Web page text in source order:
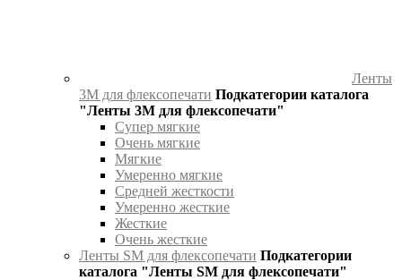
Ленты
3М для флексопечати Подкатегории каталога
"Ленты 3М для флексопечати"
Супер мягкие
Очень мягкие
Мягкие
Умеренно мягкие
Средней жесткости
Умеренно жесткие
Жесткие
Очень жесткие
Ленты SM для флексопечати Подкатегории
каталога "Ленты SM для флексопечати"